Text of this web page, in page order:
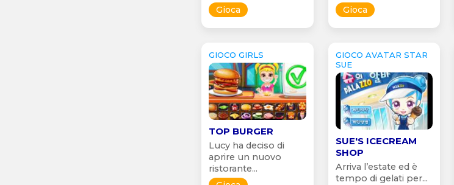
Gioca
Gioca
GIOCO GIRLS
TOP BURGER
Lucy ha deciso di
aprire un nuovo
ristorante...
GIOCO AVATAR STAR
SUE
SUE'S ICECREAM
SHOP
Arriva l’estate ed è
tempo di gelati per...